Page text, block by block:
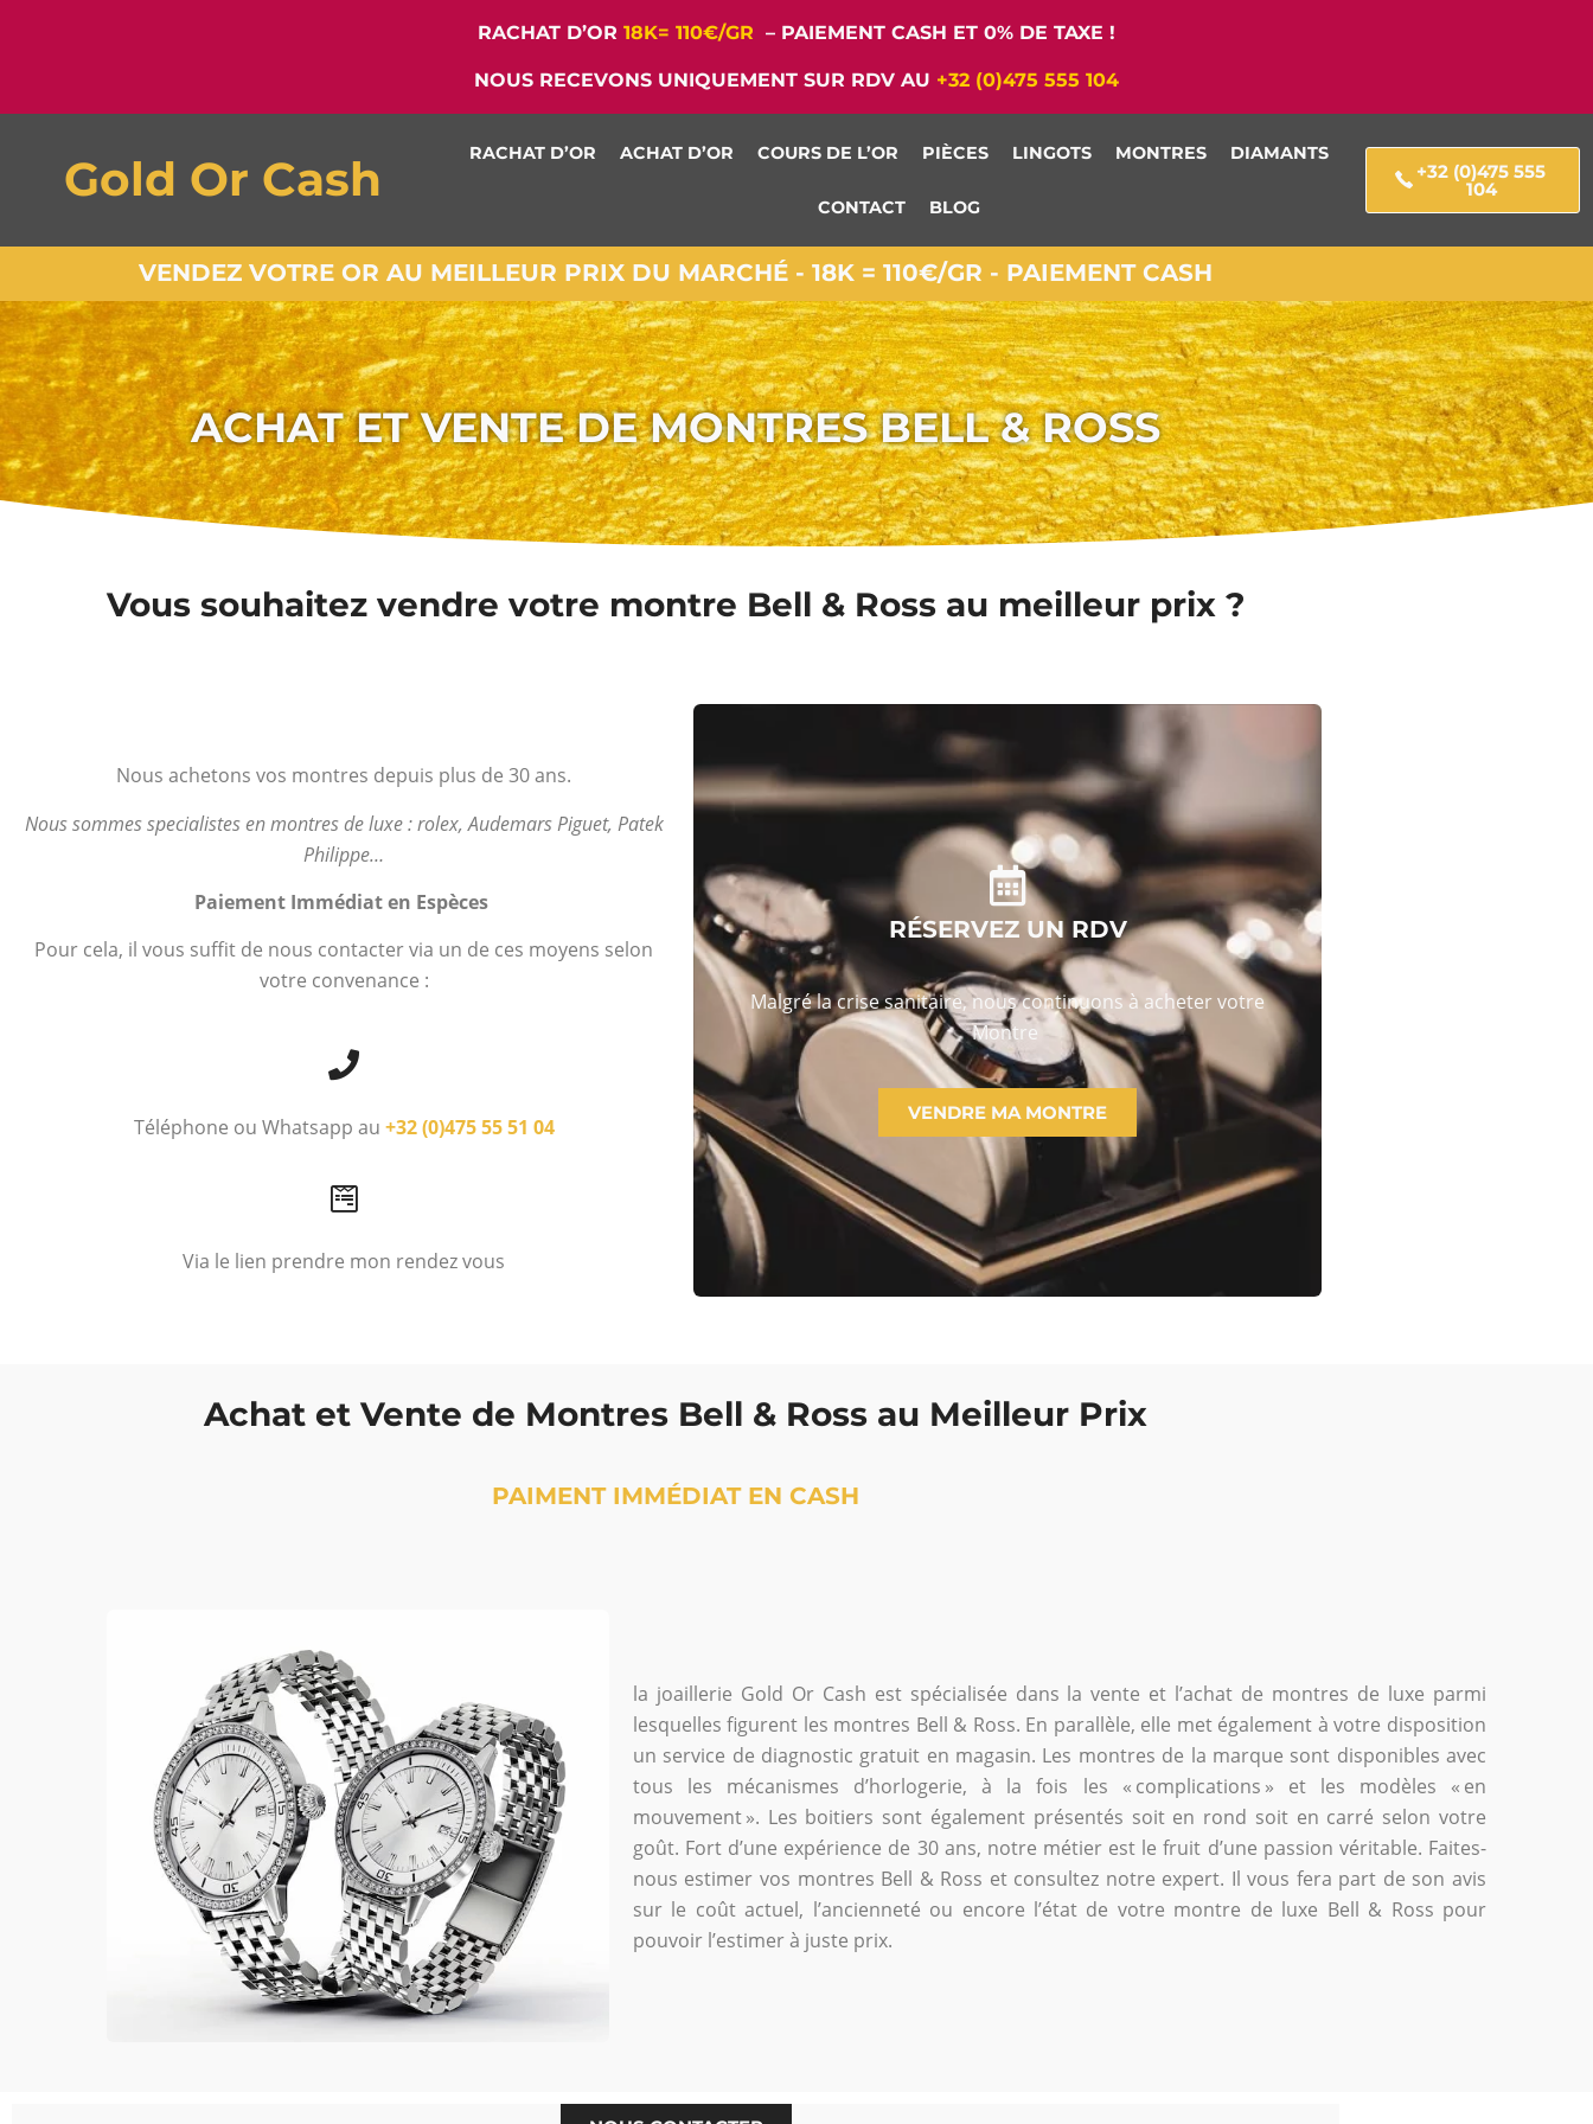
RACHAT D’OR 18K= 110€/GR – PAIEMENT CASH ET 0% DE TAXE !
NOUS RECEVONS UNIQUEMENT SUR RDV AU +32 (0)475 555 104
Gold Or Cash RACHAT D’OR ACHAT D’OR COURS DE L’OR PIÈCES LINGOTS MONTRES DIAMANTS
CONTACT BLOG
+32 (0)475 555
104
VENDEZ VOTRE OR AU MEILLEUR PRIX DU MARCHÉ - 18K = 110€/GR - PAIEMENT CASH
ACHAT ET VENTE DE MONTRES BELL & ROSS
Vous souhaitez vendre votre montre Bell & Ross au meilleur prix ?
Nous achetons vos montres depuis plus de 30 ans.
Nous sommes specialistes en montres de luxe : rolex, Audemars Piguet, Patek
Philippe…
Paiement Immédiat en Espèces
Pour cela, il vous suffit de nous contacter via un de ces moyens selon
votre convenance :
Téléphone ou Whatsapp au +32 (0)475 55 51 04
Via le lien prendre mon rendez vous
RÉSERVEZ UN RDV
Malgré la crise sanitaire, nous continuons à acheter votre
Montre
VENDRE MA MONTRE
Achat et Vente de Montres Bell & Ross au Meilleur Prix
PAIMENT IMMÉDIAT EN CASH
la joaillerie Gold Or Cash est spécialisée dans la vente et l’achat de montres de luxe parmi
lesquelles figurent les montres Bell & Ross. En parallèle, elle met également à votre disposition
un service de diagnostic gratuit en magasin. Les montres de la marque sont disponibles avec
tous les mécanismes d’horlogerie, à la fois les « complications » et les modèles « en
mouvement ». Les boitiers sont également présentés soit en rond soit en carré selon votre
goût. Fort d’une expérience de 30 ans, notre métier est le fruit d’une passion véritable. Faites-
nous estimer vos montres Bell & Ross et consultez notre expert. Il vous fera part de son avis
sur le coût actuel, l’ancienneté ou encore l’état de votre montre de luxe Bell & Ross pour
pouvoir l’estimer à juste prix.